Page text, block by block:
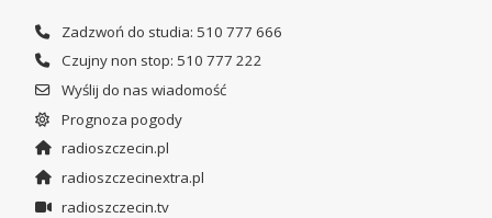
Zadzwoń do studia: 510 777 666
Czujny non stop: 510 777 222
Wyślij do nas wiadomość
Prognoza pogody
radioszczecin.pl
radioszczecinextra.pl
radioszczecin.tv